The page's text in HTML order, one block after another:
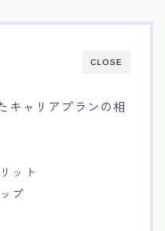
CLOSE
キャリアプランの相
ット
プ